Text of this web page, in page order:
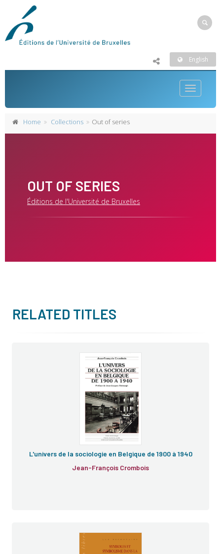
English
Toggle
Home Collections Out of series
OUT OF SERIES
Éditions de l'Université de Bruxelles
RELATED TITLES
L'univers de la sociologie en Belgique de 1900 à 1940
Jean-François Crombois